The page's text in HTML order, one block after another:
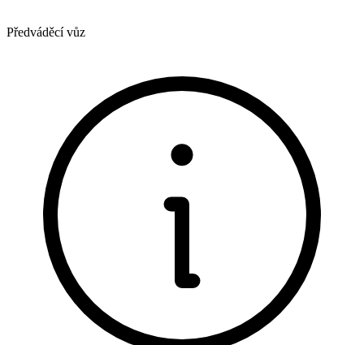
Předváděcí vůz